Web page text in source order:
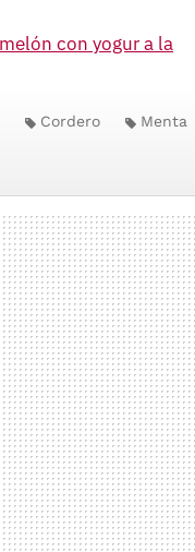
con yogur a la
Cordero Menta